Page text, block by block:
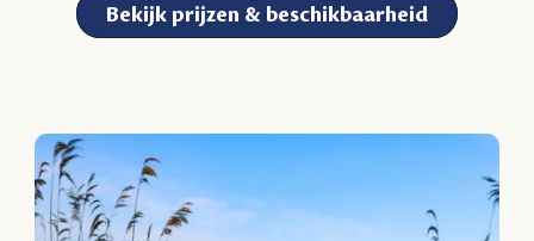
Bekijk prijzen & beschikbaarheid